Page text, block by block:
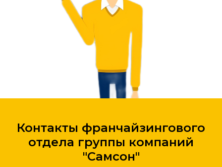
Контакты франчайзингового
отдела группы компаний
"Самсон"